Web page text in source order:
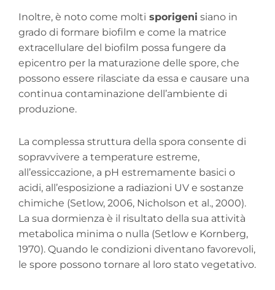
Inoltre, è noto come molti sporigeni siano in
grado di formare biofilm e come la matrice
extracellulare del biofilm possa fungere da
epicentro per la maturazione delle spore, che
possono essere rilasciate da essa e causare una
continua contaminazione dell’ambiente di
produzione.
La complessa struttura della spora consente di
sopravvivere a temperature estreme,
all’essiccazione, a pH estremamente basici o
acidi, all’esposizione a radiazioni UV e sostanze
chimiche (Setlow, 2006, Nicholson et al., 2000).
La sua dormienza è il risultato della sua attività
metabolica minima o nulla (Setlow e Kornberg,
1970). Quando le condizioni diventano favorevoli,
le spore possono tornare al loro stato vegetativo.